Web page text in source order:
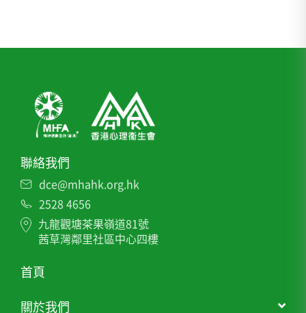
聯絡我們
dce@mhahk.org.hk
2528 4656
九龍觀塘茶果嶺道81號
茜草灣鄰里社區中心四樓
首頁
關於我們